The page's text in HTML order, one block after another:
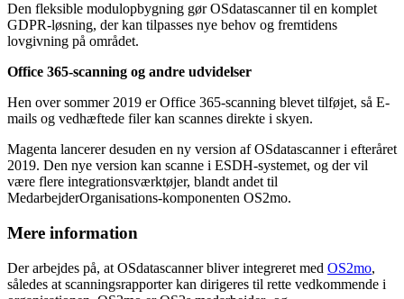
Den fleksible modulopbygning gør OSdatascanner til en komplet
GDPR-løsning, der kan tilpasses nye behov og fremtidens
lovgivning på området.
Office 365-scanning og andre udvidelser
Hen over sommer 2019 er Office 365-scanning blevet tilføjet, så E-
mails og vedhæftede filer kan scannes direkte i skyen.
Magenta lancerer desuden en ny version af OSdatascanner i efteråret
2019. Den nye version kan scanne i ESDH-systemet, og der vil
være flere integrationsværktøjer, blandt andet til
MedarbejderOrganisations-komponenten OS2mo.
Mere information
Der arbejdes på, at OSdatascanner bliver integreret med OS2mo,
således at scanningsrapporter kan dirigeres til rette vedkommende i